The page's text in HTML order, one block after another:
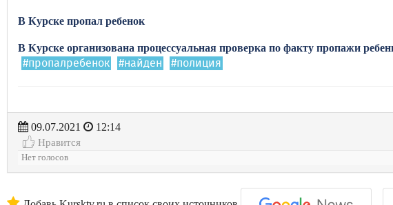
В Курске пропал ребенок
В Курске организована процессуальная проверка по факту пропажи
#пропалребенок #найден #полиция
09.07.2021
12:14
Нравится
Нет голосов